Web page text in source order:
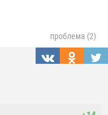
проблема (2)